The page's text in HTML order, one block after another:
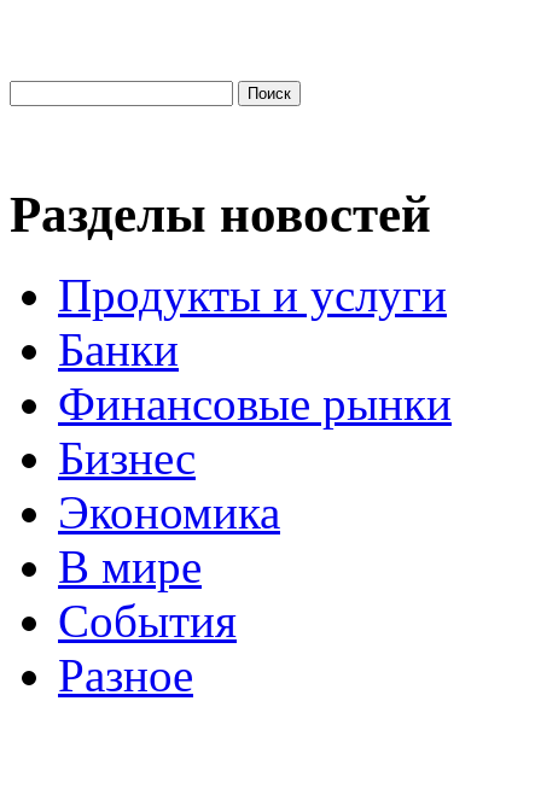
Разделы новостей
Продукты и услуги
Банки
Финансовые рынки
Бизнес
Экономика
В мире
События
Разное